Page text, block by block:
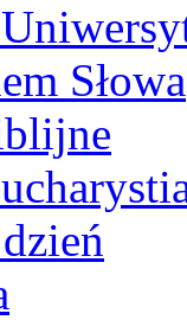
Słowa